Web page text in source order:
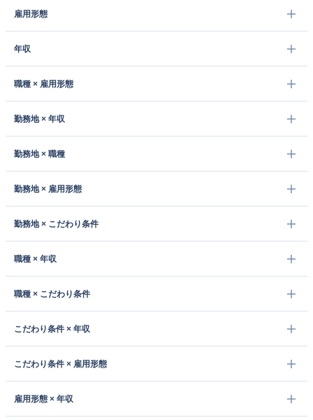
雇用形態
年収
職種 × 雇用形態
勤務地 × 年収
勤務地 × 職種
勤務地 × 雇用形態
勤務地 × こだわり条件
職種 × 年収
職種 × こだわり条件
こだわり条件 × 年収
こだわり条件 × 雇用形態
雇用形態 × 年収